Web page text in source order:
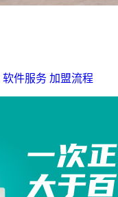
软件服务 加盟流程